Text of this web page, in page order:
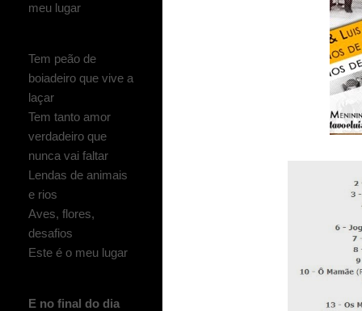
meu lugar
Tem peão de
boiadeiro que vive a
laçar
Tem tanto amor
verdadeiro que
nunca vai faltar
Lendas de animais
e rios
Aves, flores,
desafios
Este é o meu lugar
E no final do dia